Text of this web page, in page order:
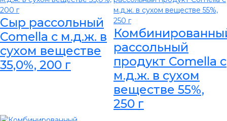
Сыр рассольный
Comella с м.д.ж. в
сухом веществе
35,0%, 200 г
рассольный
продукт Comella с
м.д.ж. в сухом
веществе 55%,
250 г